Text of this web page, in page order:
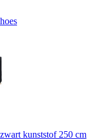
kunststof 250 cm